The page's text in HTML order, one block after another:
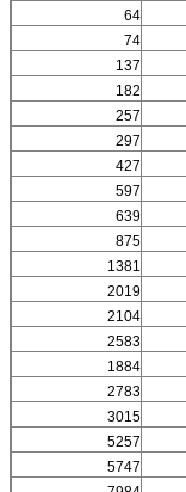
64
74
137
182
257
297
427
597
639
875
1381
2019
2104
2583
1884
2783
3015
5257
5747